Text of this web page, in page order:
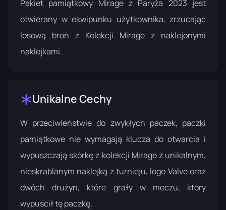
Pakiet pamiątkowy Mirage z Paryża 2023 jest
otwierany w ekwipunku użytkownika, zrzucając
losową broń z Kolekcji Mirage z naklejonymi
naklejkami.
Unikalne Cechy
W przeciwieństwie do zwykłych paczek, paczki
pamiątkowe nie wymagają klucza do otwarcia i
wypuszczają skórkę z kolekcji Mirage z unikalnym,
nieskrablanym naklejką z turnieju, logo Valve oraz
dwóch drużyn, które grały w meczu, który
wypuścił tę paczkę.